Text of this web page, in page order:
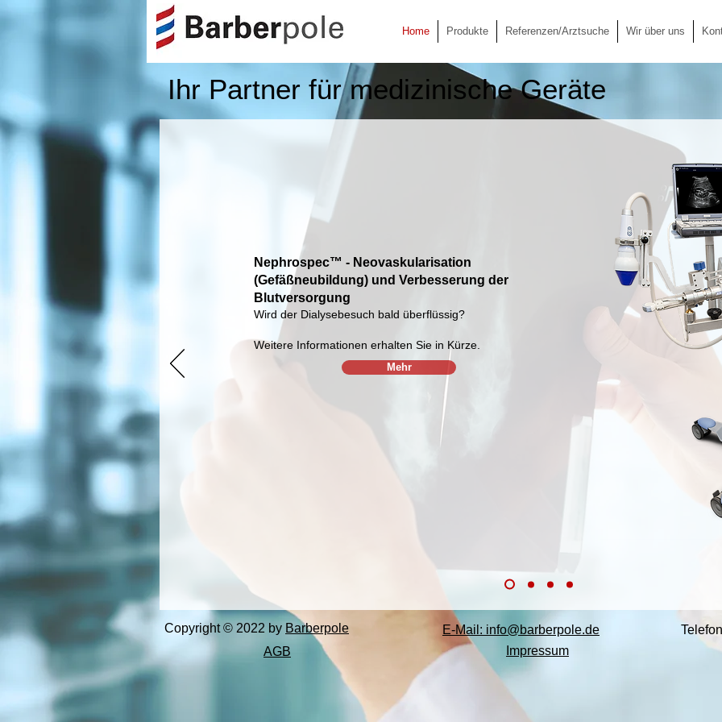
Home Produkte Referenzen/Arztsuche Wir über uns
Ihr Partner für medizinische Geräte
Nephrospec™ - Neovaskularisation
(Gefäßneubildung) und Verbesserung der
Blutversorgung
Wird der Dialysebesuch bald überflüssig?
Weitere Informationen erhalten Sie in Kürze.
Mehr
Copyright © 2022 by Barberpole
AGB
E-Mail: info@barberpole.de
Impressum